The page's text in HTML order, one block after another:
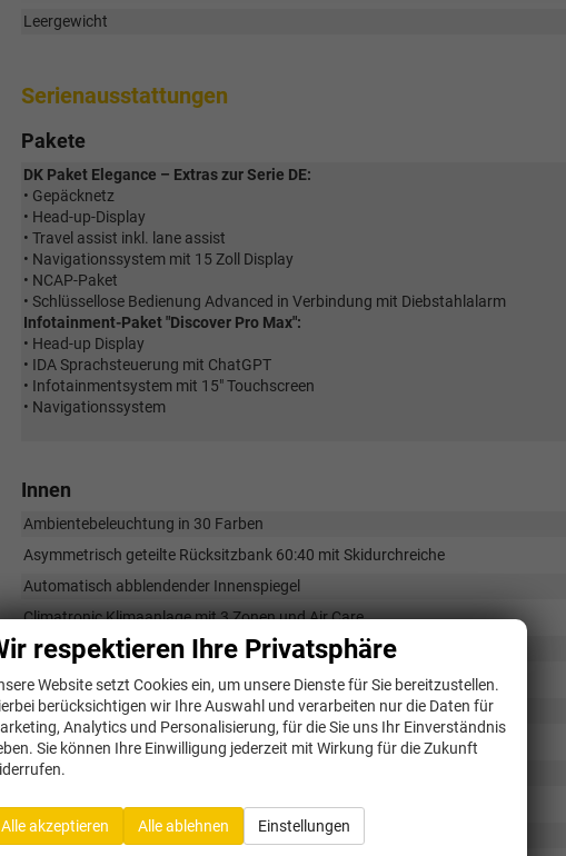
Leergewicht
Serienausstattungen
Pakete
DK Paket Elegance – Extras zur Serie DE:
• Gepäcknetz
• Head-up-Display
• Travel assist inkl. lane assist
• Navigationssystem mit 15 Zoll Display
• NCAP-Paket
• Schlüssellose Bedienung Advanced in Verbindung mit Diebstahlalarm
Infotainment-Paket "Discover Pro Max":
• Head-up Display
• IDA Sprachsteuerung mit ChatGPT
• Infotainmentsystem mit 15" Touchscreen
• Navigationssystem
Innen
Ambientebeleuchtung in 30 Farben
Asymmetrisch geteilte Rücksitzbank 60:40 mit Skidurchreiche
Automatisch abblendender Innenspiegel
Climatronic Klimaanlage mit 3 Zonen und Air Care
Fußmatten
Gepäckraumabdeckung mit elektrischer Öffnung
Gepäckraumnetz
Head-up Display mit Frontscheibenprojektion
Induktives Laden
LED-Leuchten im Fußraum vorn
Mittelarmlehne hinten
respektieren Ihre Privatsphäre
Website setzt Cookies ein, um unsere Dienste für Sie bereitzustellen.
berücksichtigen wir Ihre Auswahl und verarbeiten nur die Daten für
Analytics und Personalisierung, für die Sie uns Ihr Einverständnis
Sie können Ihre Einwilligung jederzeit mit Wirkung für die Zukunft
Alle akzeptieren Alle ablehnen Einstellungen